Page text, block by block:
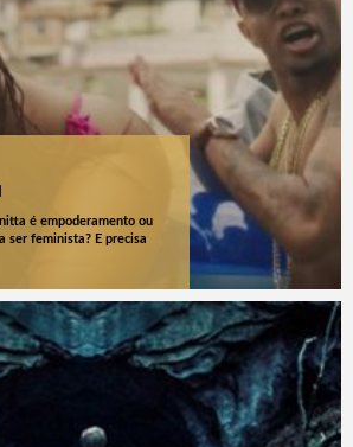
é empoderamento ou
ser feminista? E precisa